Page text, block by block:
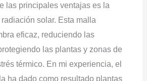
las principales ventajas es la
solar. Esta malla
eficaz, reduciendo las
las plantas y zonas de
térmico. En mi experiencia, el
ha dado como resultado plantas